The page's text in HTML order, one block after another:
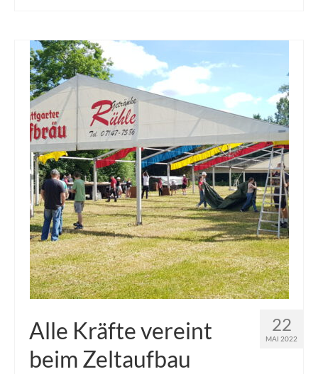
22
MAI 2022
Alle Kräfte vereint
beim Zeltaufbau